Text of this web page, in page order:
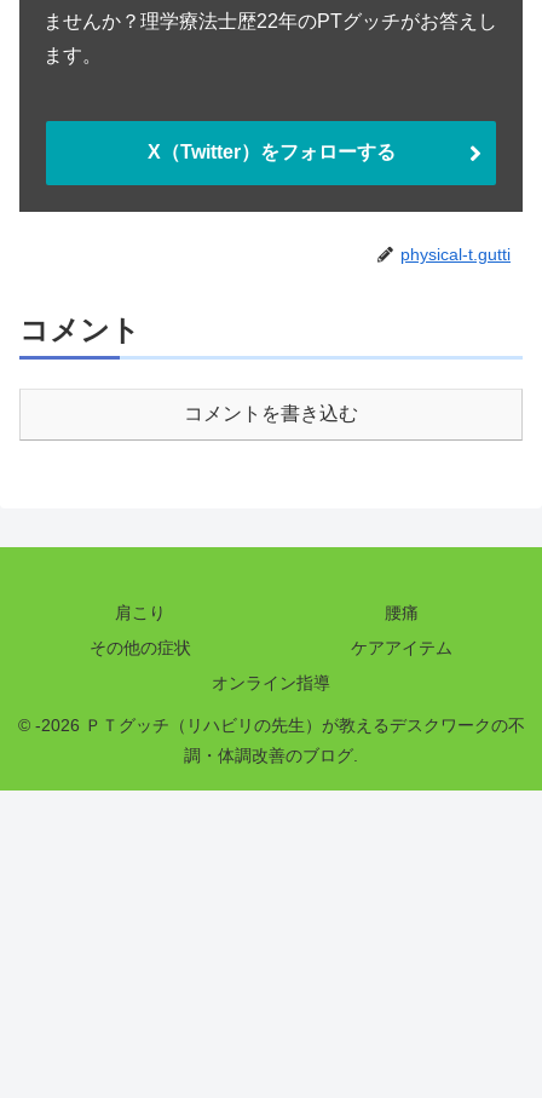
ませんか？理学療法士歴22年のPTグッチがお答えし
ます。
X（Twitter）をフォローする
physical-t.gutti
コメント
コメントを書き込む
肩こり
腰痛
その他の症状
ケアアイテム
オンライン指導
© -2026 ＰＴグッチ（リハビリの先生）が教えるデスクワークの不
調・体調改善のブログ.